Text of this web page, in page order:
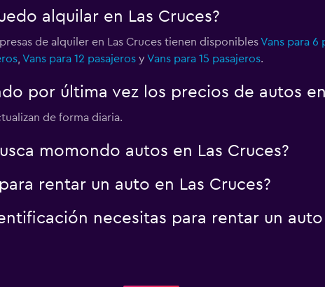
alquilar en Las Cruces?
de alquiler en Las Cruces tienen disponiblesVans para 6
, Vans para 12 pasajerosy Vans para 15 pasajeros.
por última vez los precios de autos en
de forma diaria.
momondo autos en Las Cruces?
rentar un auto en Las Cruces?
necesitas para rentar un auto